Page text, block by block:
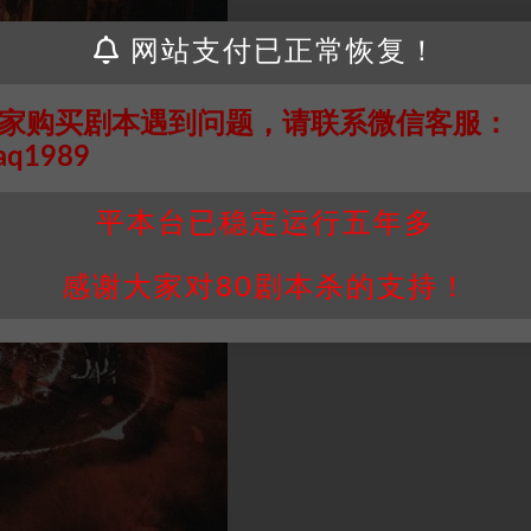
网站支付已正常恢复！
购买剧本遇到问题，请联系微信客服：
平本台已稳定运行五年多
感谢大家对80剧本杀的支持！